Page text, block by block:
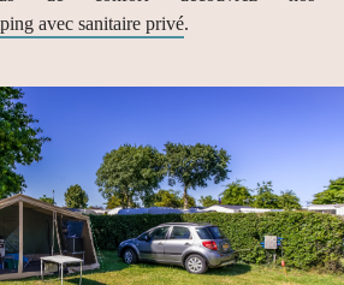
avec sanitaire privé.